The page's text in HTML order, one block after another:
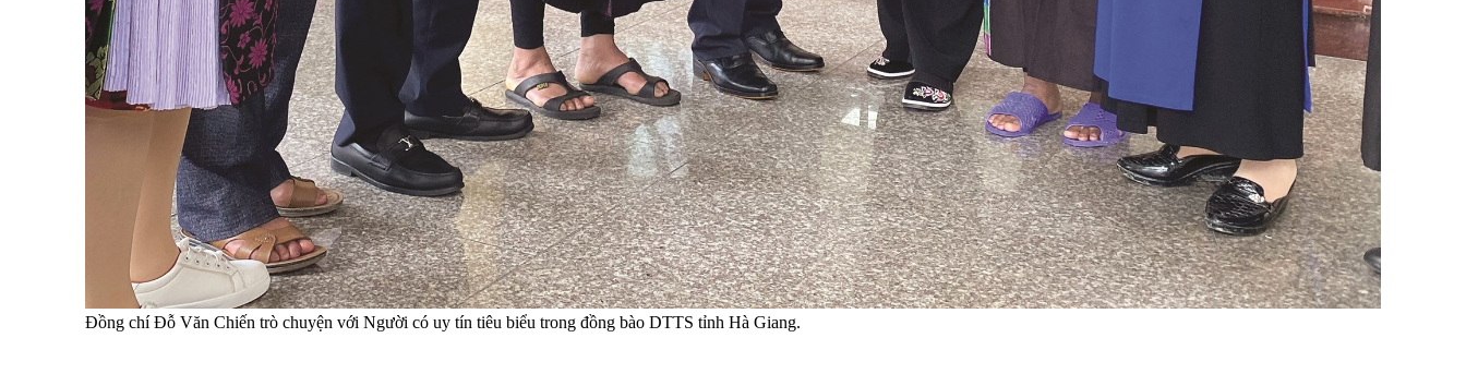
Đồng chí Đỗ Văn Chiến trò chuyện với Người có uy tín tiêu biểu trong đồng bào DTTS tỉnh Hà Giang.